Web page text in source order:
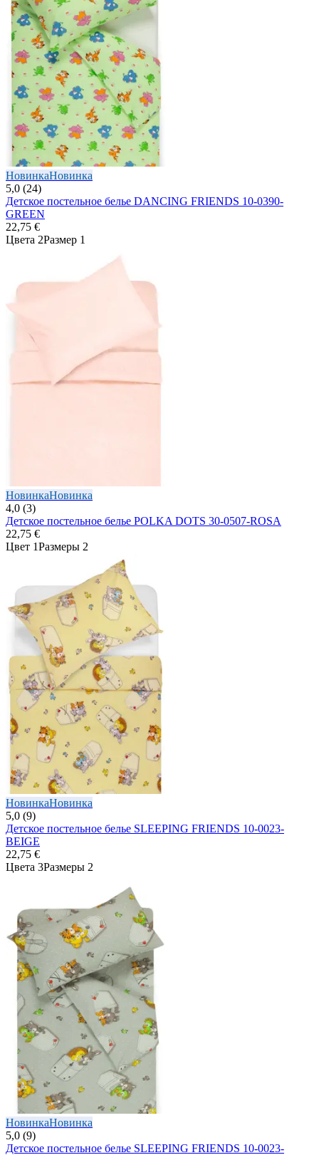
НовинкаНовинка
5,0 (24)
Детское постельное белье DANCING FRIENDS 10-0390-
GREEN
22,75 €
Цвета 2Размер 1
НовинкаНовинка
4,0 (3)
Детское постельное белье POLKA DOTS 30-0507-ROSA
22,75 €
Цвет 1Размеры 2
НовинкаНовинка
5,0 (9)
Детское постельное белье SLEEPING FRIENDS 10-0023-
BEIGE
22,75 €
Цвета 3Размеры 2
НовинкаНовинка
5,0 (9)
Детское постельное белье SLEEPING FRIENDS 10-0023-